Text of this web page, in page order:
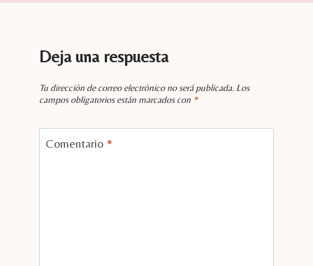
Deja una respuesta
Tu dirección de correo electrónico no será publicada. Los
campos obligatorios están marcados con *
Comentario *